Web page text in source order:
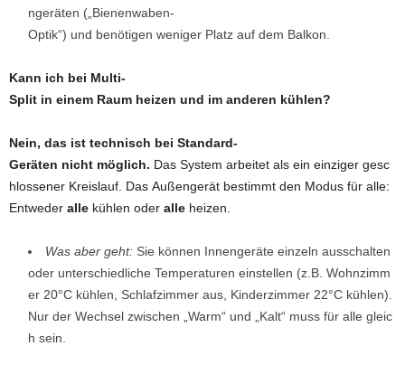
ngeräten („Bienenwaben-
Optik“) und benötigen weniger Platz auf dem Balkon.
Kann ich bei Multi-
Split in einem Raum heizen und im anderen kühlen?
Nein, das ist technisch bei Standard-
Geräten nicht möglich. Das System arbeitet als ein einziger gesc
hlossener Kreislauf. Das Außengerät bestimmt den Modus für alle:
Entweder alle kühlen oder alle heizen.
Was aber geht: Sie können Innengeräte einzeln ausschalten
oder unterschiedliche Temperaturen einstellen (z.B. Wohnzimm
er 20°C kühlen, Schlafzimmer aus, Kinderzimmer 22°C kühlen).
Nur der Wechsel zwischen „Warm“ und „Kalt“ muss für alle gleic
h sein.